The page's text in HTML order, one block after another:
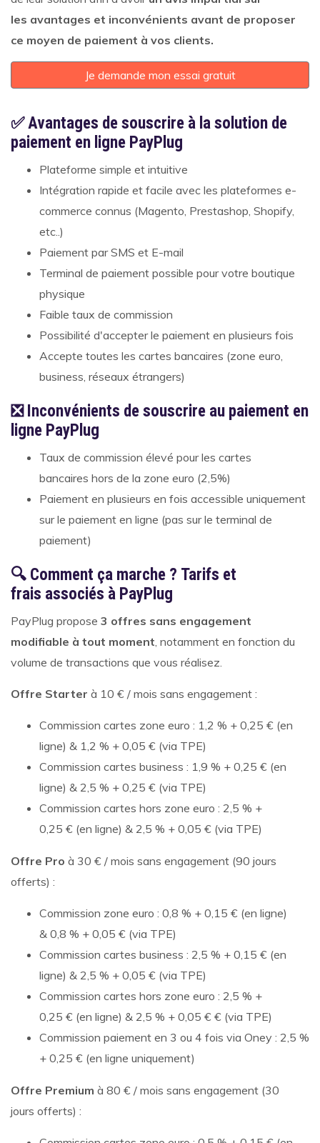
les avantages et inconvénients avant de proposer
ce moyen de paiement à vos clients.
Je demande mon essai gratuit
✅ Avantages de souscrire à la solution de
paiement en ligne PayPlug
Plateforme simple et intuitive
Intégration rapide et facile avec les plateformes e-
commerce connus (Magento, Prestashop, Shopify,
etc..)
Paiement par SMS et E-mail
Terminal de paiement possible pour votre boutique
physique
Faible taux de commission
Possibilité d'accepter le paiement en plusieurs fois
Accepte toutes les cartes bancaires (zone euro,
business, réseaux étrangers)
❎ Inconvénients de souscrire au paiement en
ligne PayPlug
Taux de commission élevé pour les cartes
bancaires hors de la zone euro (2,5%)
Paiement en plusieurs en fois accessible uniquement
sur le paiement en ligne (pas sur le terminal de
paiement)
🔍 Comment ça marche ? Tarifs et
frais associés à PayPlug
PayPlug propose 3 offres sans engagement
modifiable à tout moment, notamment en fonction du
volume de transactions que vous réalisez.
Offre Starter à 10 € / mois sans engagement :
Commission cartes zone euro : 1,2 % + 0,25 € (en
ligne) & 1,2 % + 0,05 € (via TPE)
Commission cartes business : 1,9 % + 0,25 € (en
ligne) & 2,5 % + 0,25 € (via TPE)
Commission cartes hors zone euro : 2,5 % +
0,25 € (en ligne) & 2,5 % + 0,05 € (via TPE)
Offre Pro à 30 € / mois sans engagement (90 jours
offerts) :
Commission zone euro : 0,8 % + 0,15 € (en ligne)
& 0,8 % + 0,05 € (via TPE)
Commission cartes business : 2,5 % + 0,15 € (en
ligne) & 2,5 % + 0,05 € (via TPE)
Commission cartes hors zone euro : 2,5 % +
0,25 € (en ligne) & 2,5 % + 0,05 € € (via TPE)
Commission paiement en 3 ou 4 fois via Oney : 2,5 %
+ 0,25 € (en ligne uniquement)
Offre Premium à 80 € / mois sans engagement (30
jours offerts) :